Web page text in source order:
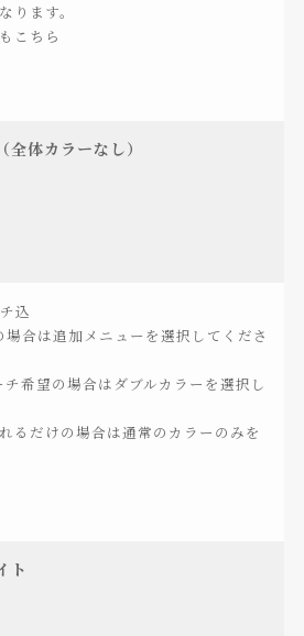
ります。
こちら
体カラーなし）
込
合は追加メニューを選択してくださ
希望の場合はダブルカラーを選択し
るだけの場合は通常のカラーのみを
ト